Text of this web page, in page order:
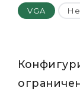
VGA